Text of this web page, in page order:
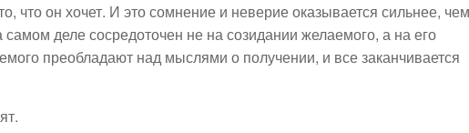
что он хочет. И это сомнение и неверие оказывается сильнее, чем
деле сосредоточен не на созидании желаемого, а на его
преобладают над мыслями о получении, и все заканчивается